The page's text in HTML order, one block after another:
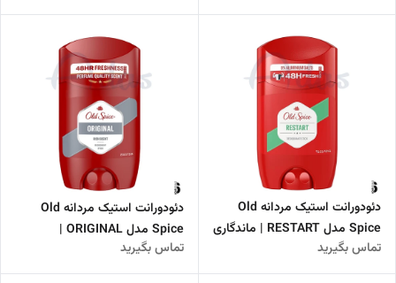
دئودورانت استیک مردانه Old
Spice مدل RESTART | ماندگاری
۴۸ ساعته با رایحه‌ خنک و
انرژی‌بخش
تماس بگیرید
دئودورانت استیک مردانه Old
Spice مدل ORIGINAL |
ماندگاری ۴۸ ساعته با رایحه
کلاسیک
تماس بگیرید